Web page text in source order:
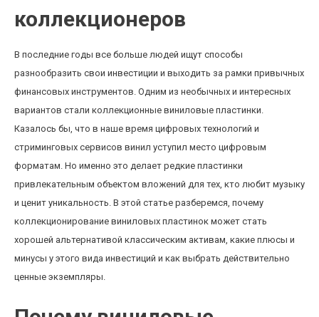
коллекционеров
В последние годы все больше людей ищут способы
разнообразить свои инвестиции и выходить за рамки привычных
финансовых инструментов. Одним из необычных и интересных
вариантов стали коллекционные виниловые пластинки.
Казалось бы, что в наше время цифровых технологий и
стриминговых сервисов винил уступил место цифровым
форматам. Но именно это делает редкие пластинки
привлекательным объектом вложений для тех, кто любит музыку
и ценит уникальность. В этой статье разберемся, почему
коллекционирование виниловых пластинок может стать
хорошей альтернативой классическим активам, какие плюсы и
минусы у этого вида инвестиций и как выбрать действительно
ценные экземпляры.